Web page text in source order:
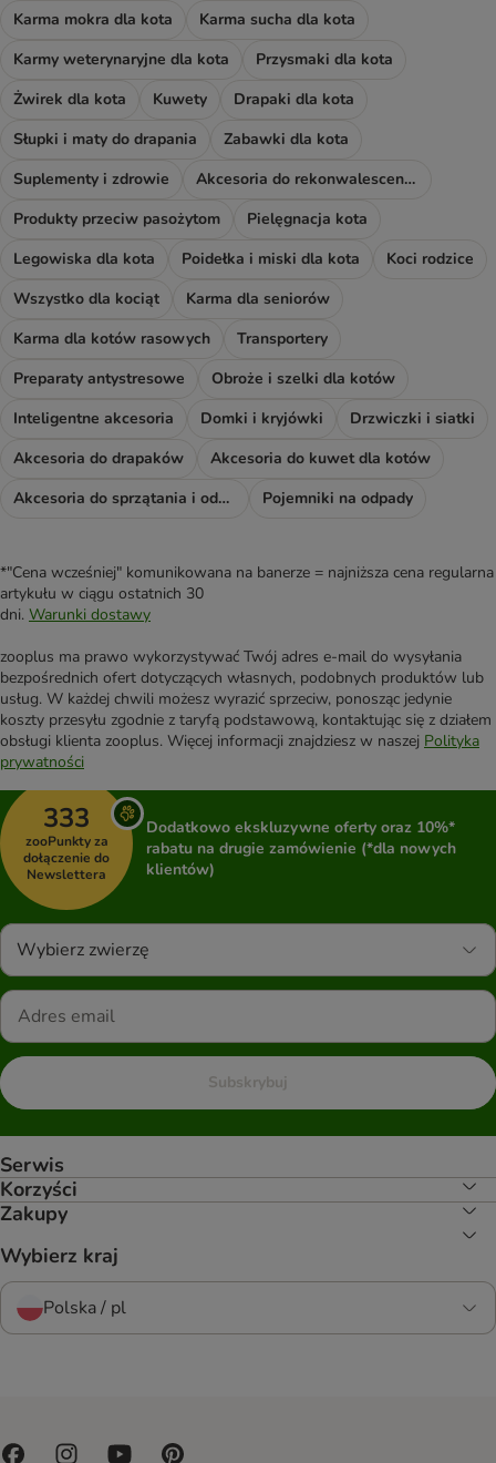
Karma mokra dla kota
Karma sucha dla kota
Karmy weterynaryjne dla kota
Przysmaki dla kota
Żwirek dla kota
Kuwety
Drapaki dla kota
Słupki i maty do drapania
Zabawki dla kota
Suplementy i zdrowie
Akcesoria do rekonwalescencji
Produkty przeciw pasożytom
Pielęgnacja kota
Legowiska dla kota
Poidełka i miski dla kota
Koci rodzice
Wszystko dla kociąt
Karma dla seniorów
Karma dla kotów rasowych
Transportery
Preparaty antystresowe
Obroże i szelki dla kotów
Inteligentne akcesoria
Domki i kryjówki
Drzwiczki i siatki
Akcesoria do drapaków
Akcesoria do kuwet dla kotów
Akcesoria do sprzątania i odświeżacze
Pojemniki na odpady
*"Cena wcześniej" komunikowana na banerze = najniższa cena regularna
artykułu w ciągu ostatnich 30
dni. Warunki dostawy
zooplus ma prawo wykorzystywać Twój adres e-mail do wysyłania
bezpośrednich ofert dotyczących własnych, podobnych produktów lub
usług. W każdej chwili możesz wyrazić sprzeciw, ponosząc jedynie
koszty przesyłu zgodnie z taryfą podstawową, kontaktując się z działem
obsługi klienta zooplus. Więcej informacji znajdziesz w naszej Polityka
prywatności
333
zooPunkty za
dołączenie do
Newslettera
Dodatkowo ekskluzywne oferty oraz 10%*
rabatu na drugie zamówienie (*dla nowych
klientów)
Wybierz zwierzę
Subskrybuj
Serwis
Korzyści
Zakupy
Wybierz kraj
Polska / pl